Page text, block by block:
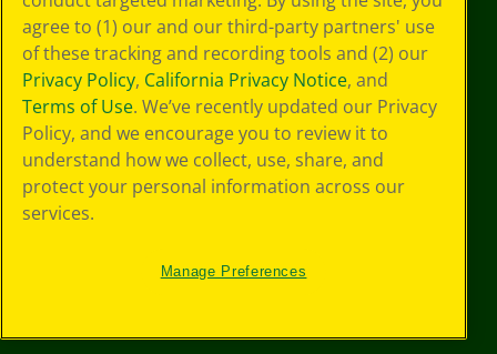
Termini SMS
GDPR
Informativa sulla
privacy di CA
Technologies
Preferenze cookie
Condizioni d'uso
Accessibilità web
Mappa del sito
agree to (1) our and our third-party partners' use
of these tracking and recording tools and (2) our
Privacy Policy, California Privacy Notice, and
Terms of Use. We’ve recently updated our Privacy
Policy, and we encourage you to review it to
understand how we collect, use, share, and
protect your personal information across our
services.
Manage Preferences